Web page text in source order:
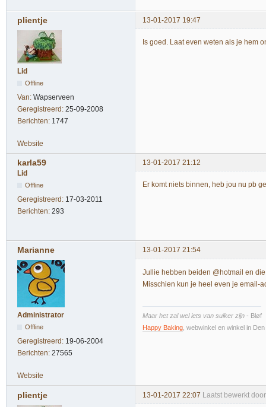
plientje 13-01-2017 19:47
Lid
Offline
Van: Wapserveen
Geregistreerd: 25-09-2008
Berichten: 1747
Is goed. Laat even weten als je hem
Website
karla59
13-01-2017 21:12
Lid
Offline
Geregistreerd: 17-03-2011
Berichten: 293
Er komt niets binnen, heb jou nu pb
Marianne 13-01-2017 21:54
Administrator
Offline
Geregistreerd: 19-06-2004
Berichten: 27565
Jullie hebben beiden @hotmail en
Misschien kun je heel even je email-
Maar het zal wel iets van suiker zijn - Bløf
Happy Baking , webwinkel en winkel in
Website
plientje 13-01-2017 22:07 Laatst bewerkt